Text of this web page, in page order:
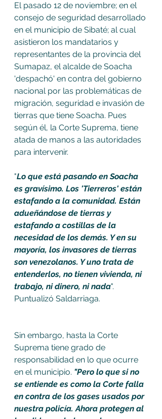
El pasado 12 de noviembre; en el
consejo de seguridad desarrollado
en el municipio de Sibaté; al cual
asistieron los mandatarios y
representantes de la provincia del
Sumapaz, el alcalde de Soacha
'despachó' en contra del gobierno
nacional por las problemáticas de
migración, seguridad e invasión de
tierras que tiene Soacha. Pues
según él, la Corte Suprema, tiene
atada de manos a las autoridades
para intervenir.
"Lo que está pasando en Soacha
es gravísimo. Los 'Tierreros' están
estafando a la comunidad. Están
adueñándose de tierras y
estafando a costillas de la
necesidad de los demás. Y en su
mayoría, los invasores de tierras
son venezolanos. Y uno trata de
entenderlos, no tienen vivienda, ni
trabajo, ni dinero, ni nada".
Puntualizó Saldarriaga.
Sin embargo, hasta la Corte
Suprema tiene grado de
responsabilidad en lo que ocurre
en el municipio. "Pero lo que si no
se entiende es como la Corte falla
en contra de los gases usados por
nuestra policía. Ahora protegen al